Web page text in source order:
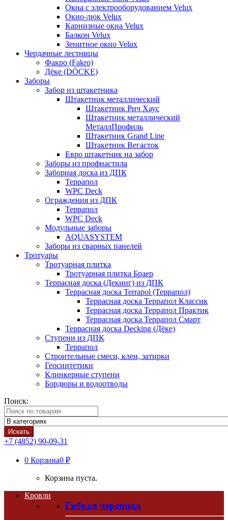
Окна с электрооборудованием Velux
Окно-люк Velux
Карнизные окна Velux
Балкон Velux
Зенитное окно Velux
Чердачные лестницы
Факро (Fakro)
Дёке (DÖCKE)
Заборы
Забор из штакетника
Штакетник металлический
Штакетник Рич Хаус
Штакетник металлический
МеталлПрофиль
Штакетник Grand Line
Штакетник Вегасток
Евро штакетник на забор
Заборы из профнастила
Заборная доска из ДПК
Террапол
WPC Deck
Ограждения из ДПК
Террапол
WPC Deck
Модульные заборы
AQUASYSTEM
Заборы из сварных панелей
Тротуары
Тротуарная плитка
Тротуарная плитка Браер
Террасная доска (Декинг) из ДПК
Террасная доска Terrapol (Террапол)
Террасная доска Террапол Классик
Террасная доска Террапол Практик
Террасная доска Террапол Смарт
Террасная доска Decking (Дёке)
Ступени из ДПК
Террапол
Строительные смеси, клеи, затирки
Геосинтетики
Клинкерные ступени
Бордюры и водоотводы
Поиск:
Искать
+7 (4852) 90-09-31
0 Корзина0 ₽
Корзина пуста.
Кровли
Гибкая черепица